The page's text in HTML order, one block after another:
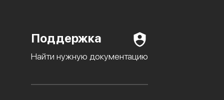
Поддержка
Найти нужную документацию